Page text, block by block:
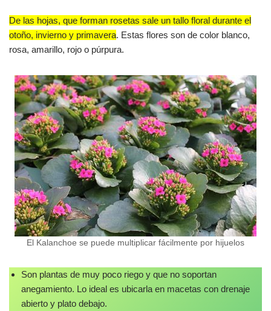
De las hojas, que forman rosetas sale un tallo floral durante el
otoño, invierno y primavera. Estas flores son de color blanco,
rosa, amarillo, rojo o púrpura.
El Kalanchoe se puede multiplicar fácilmente por hijuelos
Son plantas de muy poco riego y que no soportan
anegamiento. Lo ideal es ubicarla en macetas con drenaje
abierto y plato debajo.